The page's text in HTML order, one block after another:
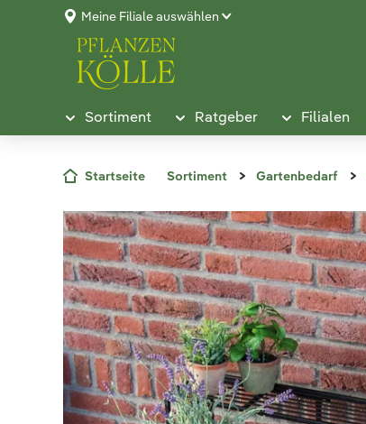
Meine Filiale auswählen
Sortiment Ratgeber Filialen
Startseite Sortiment Gartenbedarf